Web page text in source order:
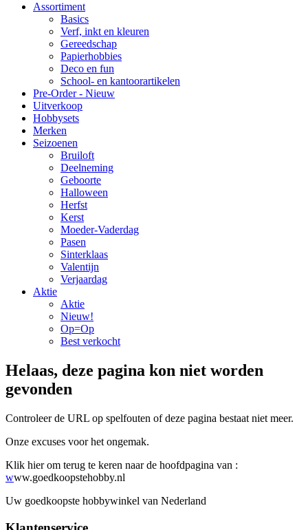
Assortiment
Basics
Verf, inkt en kleuren
Gereedschap
Papierhobbies
Deco en fun
School- en kantoorartikelen
Pre-Order - Nieuw
Uitverkoop
Hobbysets
Merken
Seizoenen
Bruiloft
Deelneming
Geboorte
Halloween
Herfst
Kerst
Moeder-Vaderdag
Pasen
Sinterklaas
Valentijn
Verjaardag
Aktie
Aktie
Nieuw!
Op=Op
Best verkocht
Helaas, deze pagina kon niet worden
gevonden
Controleer de URL op spelfouten of deze pagina bestaat niet meer.
Onze excuses voor het ongemak.
Klik hier om terug te keren naar de hoofdpagina van :
www.goedkoopstehobby.nl
Uw goedkoopste hobbywinkel van Nederland